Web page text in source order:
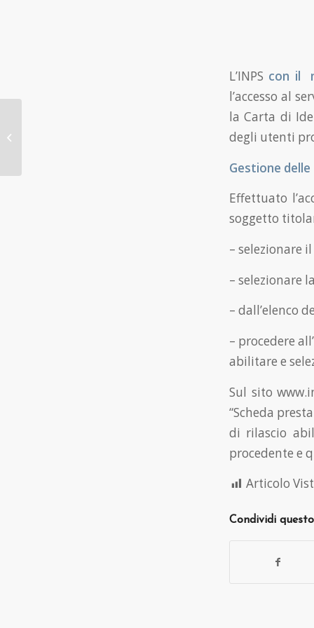
L’INPS con il
l’accesso al
la Carta di
degli utenti
Gestione
Effettuato
soggetto
– selezionare
– selezionare
– dall’elenco
– procedere
abilitare e
Sul sito
“Scheda
di rilascio
procedente e
Articolo
Condividi